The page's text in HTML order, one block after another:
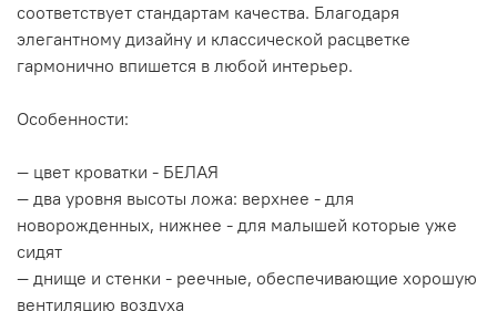
соответствует стандартам качества. Благодаря
элегантному дизайну и классической расцветке
гармонично впишется в любой интерьер.
Особенности:
— цвет кроватки - БЕЛАЯ
— два уровня высоты ложа: верхнее - для
новорожденных, нижнее - для малышей которые уже
сидят
— днище и стенки - реечные, обеспечивающие хорошую
вентиляцию воздуха